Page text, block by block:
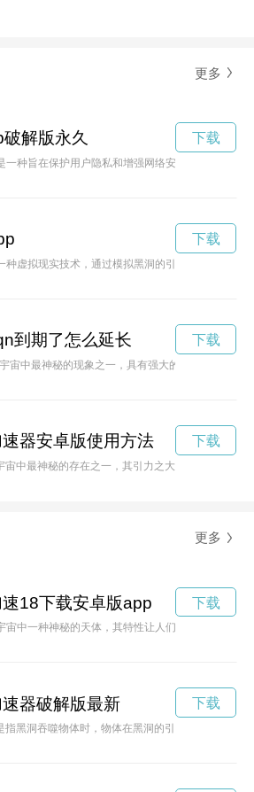
更多
解版永久
一种旨在保护用户隐私和增强网络安全的工具，通
下载
种虚拟现实技术，通过模拟黑洞的引力场景，带领
下载
到期了怎么延长
宙中最神秘的现象之一，具有强大的引力和奇特的
下载
器安卓版使用方法
宙中最神秘的存在之一，其引力之大常常令人叹为
下载
更多
18下载安卓版app
宙中一种神秘的天体，其特性让人们充满好奇与探索
下载
器破解版最新
指黑洞吞噬物体时，物体在黑洞的引力作用下迅速
下载